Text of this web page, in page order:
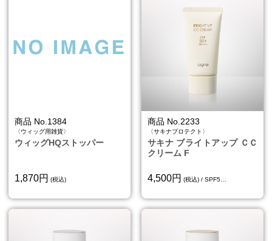
商品 No.1384
〈ウィッグ用雑貨〉
ウィッグHQストッパー
1,870円 (税込)
商品 No.2233
〈サキナプロテクト〉
サキナ ブライトアップ ＣＣ
クリーム F
4,500円 (税込) / SPF5…